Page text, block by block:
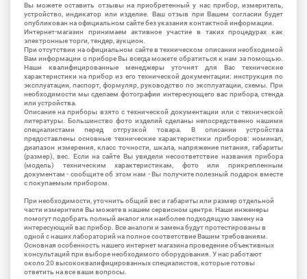
Вы можете оставить отзывы на приобретенный у нас прибор, измеритель,
устройство, индикатор или изделие. Ваш отзыв при Вашем согласии будет
опубликован на официальном сайте без указания контактной информации.
Интернет-магазин принимаем активное участие в таких процедурах как
электронные торги, тендер, аукцион.
При отсутствии на официальном сайте в техническом описании необходимой
Вам информации о приборе Вы всегда можете обратиться к нам за помощью.
Наши квалифицированные менеджеры уточнят для Вас технические
характеристики на прибор из его технической документации: инструкция по
эксплуатации, паспорт, формуляр, руководство по эксплуатации, схемы. При
необходимости мы сделаем фотографии интересующего вас прибора, стенда
или устройства.
Описание на приборы взято с технической документации или с технической
литературы. Большинство фото изделий сделаны непосредственно нашими
специалистами перед отгрузкой товара. В описании устройства
предоставлены основные технические характеристики приборов: номинал,
диапазон измерения, класс точности, шкала, напряжение питания, габариты
(размер), вес. Если на сайте Вы увидели несоответствие названия прибора
(модель) техническим характеристикам, фото или прикрепленным
документам - сообщите об этом нам - Вы получите полезный подарок вместе
с покупаемым прибором.
При необходимости, уточнить общий вес и габариты или размер отдельной
части измерителя Вы можете в нашем сервисном центре. Наши инженеры
помогут подобрать полный аналог или наиболее подходящую замену на
интересующий вас прибор. Все аналоги и замена будут протестированы в
одной с наших лабораторий на полное соответствие Вашим требованиям.
Основная особенность нашего интернет магазина проведение объективных
консультаций при выборе необходимого оборудования. У нас работают
около 20 высококвалифицированных специалистов, которые готовы
ответить на все ваши вопросы.